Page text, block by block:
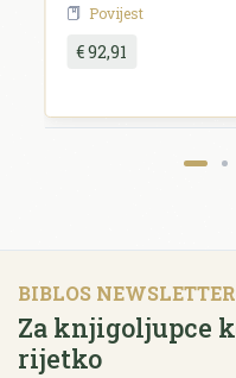
Povijest
€ 92,91
BIBLOS NEWSLETTER
Za knjigoljupce
rijetko